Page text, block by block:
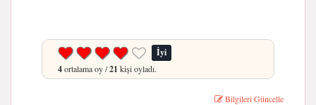
İyi
4ortalama oy /21 kişi oyladı.
Bilgileri Güncelle